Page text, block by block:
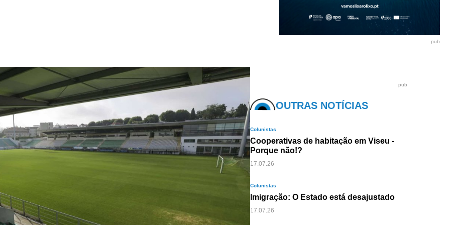
pub
pub
OUTRAS NOTÍCIAS
Colunistas
Cooperativas de habitação em Viseu -
Porque não!?
17.07.26
Colunistas
Imigração: O Estado está desajustado
17.07.26